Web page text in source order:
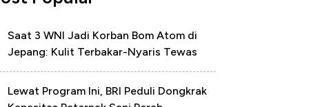
Saat 3 WNI Jadi Korban Bom Atom di
Jepang: Kulit Terbakar-Nyaris Tewas
Lewat Program Ini, BRI Peduli Dongkrak